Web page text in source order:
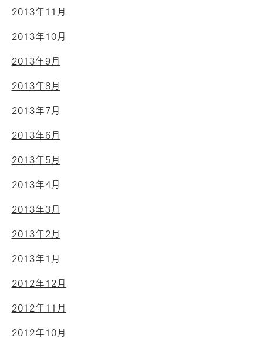
2013年11月
2013年10月
2013年9月
2013年8月
2013年7月
2013年6月
2013年5月
2013年4月
2013年3月
2013年2月
2013年1月
2012年12月
2012年11月
2012年10月